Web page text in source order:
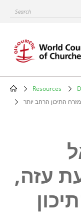
content
Search
Resources
התיכון הרחב יותר
עזה,